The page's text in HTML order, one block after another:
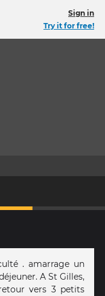
Sign in
Try it for free!
. amarrage un
A St Gilles,
vers 3 petits